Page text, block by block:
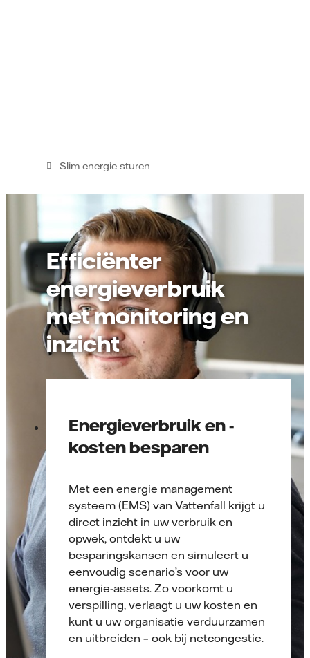
Slim energie sturen
Efficiënter
energieverbruik
met monitoring en
inzicht
Energieverbruik en -
kosten besparen
Met een energie management
systeem (EMS) van Vattenfall krijgt u
direct inzicht in uw verbruik en
opwek, ontdekt u uw
besparingskansen en simuleert u
eenvoudig scenario’s voor uw
energie-assets. Zo voorkomt u
verspilling, verlaagt u uw kosten en
kunt u uw organisatie verduurzamen
en uitbreiden – ook bij netcongestie.